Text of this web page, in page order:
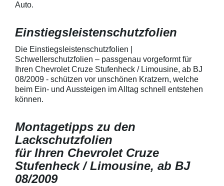
Lack in der
unschönen
bestmöglichem
Kratzer und
Fahrzeuglack
Auto.
Einstiegsleistenschutzfolien
Die Einstiegsleistenschutzfolien |
Schwellerschutzfolien – passgenau vorgeformt für
Ihren Chevrolet Cruze Stufenheck / Limousine, ab BJ
08/2009 - schützen vor unschönen Kratzern, welche
beim Ein- und Aussteigen im Alltag schnell entstehen
können.
Montagetipps zu den
Lackschutzfolien
für Ihren Chevrolet Cruze
Stufenheck / Limousine, ab BJ
08/2009